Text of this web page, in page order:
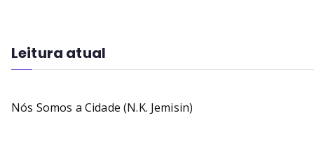
Leitura atual
Nós Somos a Cidade (N.K. Jemisin)